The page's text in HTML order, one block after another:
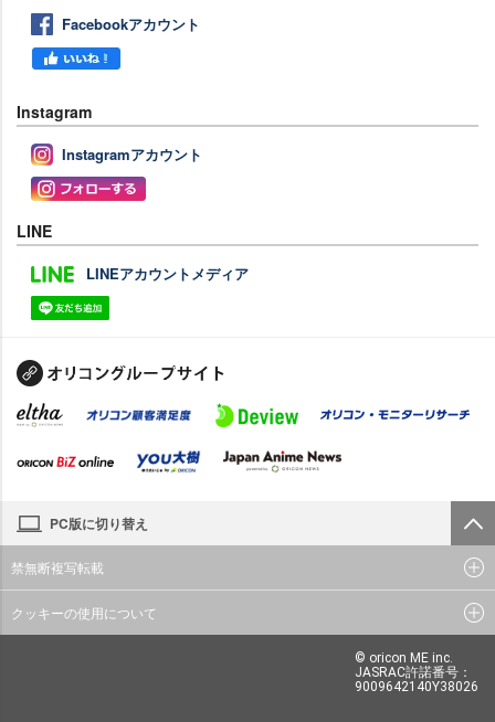
Facebookアカウント
Instagram
Instagramアカウント
LINE
LINEアカウントメディア
PC版に切り替え
禁無断複写転載
クッキーの使用について
© oricon ME inc.
JASRAC許諾番号：
9009642140Y38026